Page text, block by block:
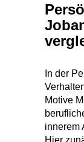
In der
Motive
innerem
Hier